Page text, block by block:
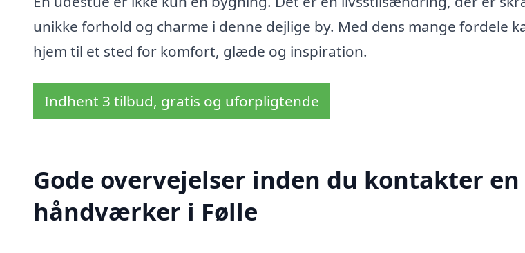
unikke forhold og charme i denne dejlige by. Med dens mange fordele
hjem til et sted for komfort, glæde og inspiration.
Indhent 3 tilbud, gratis og uforpligtende
Gode overvejelser inden du kontakter en
håndværker i Følle